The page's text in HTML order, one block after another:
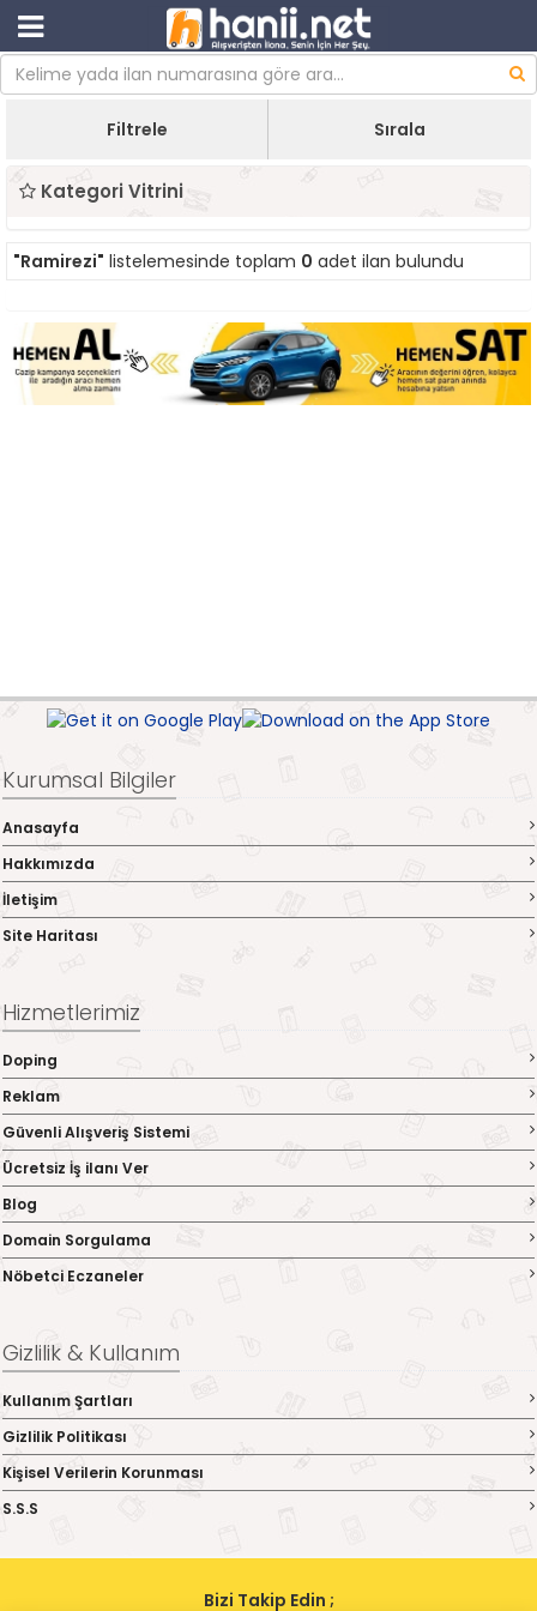
Filtrele Sırala
Kategori Vitrini
"Ramirezi" listelemesinde toplam 0 adet ilan bulundu
Kurumsal Bilgiler
Anasayfa
Hakkımızda
İletişim
Site Haritası
Hizmetlerimiz
Doping
Reklam
Güvenli Alışveriş Sistemi
Ücretsiz İş ilanı Ver
Blog
Domain Sorgulama
Nöbetci Eczaneler
Gizlilik & Kullanım
Kullanım Şartları
Gizlilik Politikası
Kişisel Verilerin Korunması
S.S.S
Bizi Takip Edin ;